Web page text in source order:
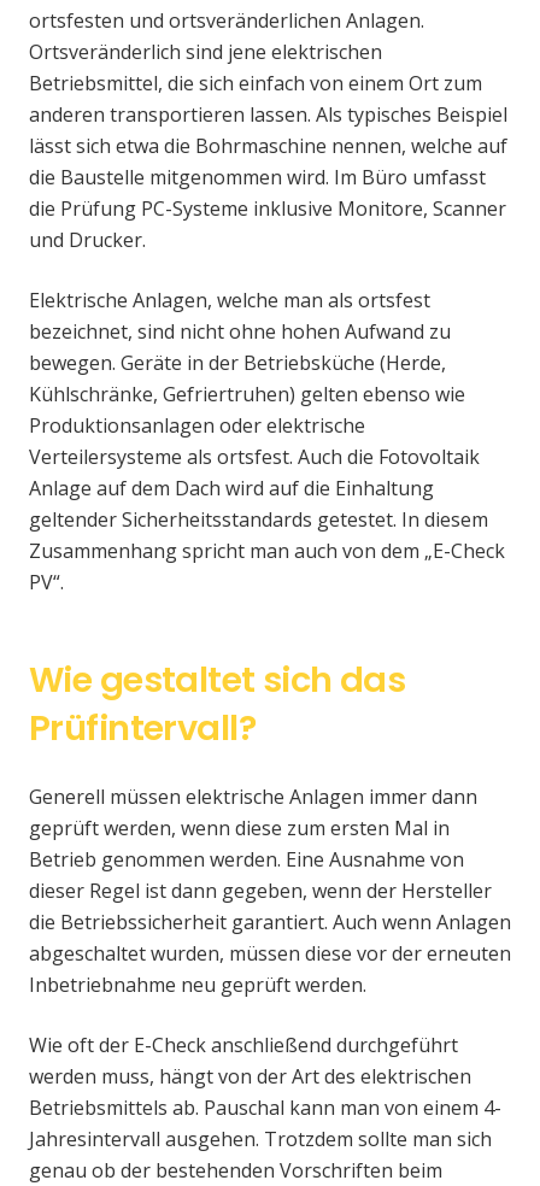
ortsfesten und ortsveränderlichen Anlagen.
Ortsveränderlich sind jene elektrischen
Betriebsmittel, die sich einfach von einem Ort zum
anderen transportieren lassen. Als typisches Beispiel
lässt sich etwa die Bohrmaschine nennen, welche auf
die Baustelle mitgenommen wird. Im Büro umfasst
die Prüfung PC-Systeme inklusive Monitore, Scanner
und Drucker.
Elektrische Anlagen, welche man als ortsfest
bezeichnet, sind nicht ohne hohen Aufwand zu
bewegen. Geräte in der Betriebsküche (Herde,
Kühlschränke, Gefriertruhen) gelten ebenso wie
Produktionsanlagen oder elektrische
Verteilersysteme als ortsfest. Auch die Fotovoltaik
Anlage auf dem Dach wird auf die Einhaltung
geltender Sicherheitsstandards getestet. In diesem
Zusammenhang spricht man auch von dem „E-Check
PV“.
Wie gestaltet sich das
Prüfintervall?
Generell müssen elektrische Anlagen immer dann
geprüft werden, wenn diese zum ersten Mal in
Betrieb genommen werden. Eine Ausnahme von
dieser Regel ist dann gegeben, wenn der Hersteller
die Betriebssicherheit garantiert. Auch wenn Anlagen
abgeschaltet wurden, müssen diese vor der erneuten
Inbetriebnahme neu geprüft werden.
Wie oft der E-Check anschließend durchgeführt
werden muss, hängt von der Art des elektrischen
Betriebsmittels ab. Pauschal kann man von einem 4-
Jahresintervall ausgehen. Trotzdem sollte man sich
genau ob der bestehenden Vorschriften beim